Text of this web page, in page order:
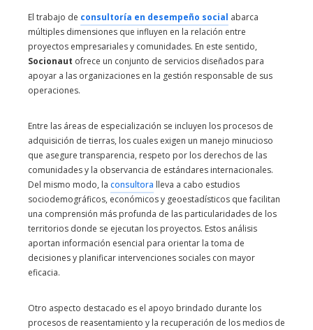
El trabajo de consultoría en desempeño social abarca
múltiples dimensiones que influyen en la relación entre
proyectos empresariales y comunidades. En este sentido,
Socionaut ofrece un conjunto de servicios diseñados para
apoyar a las organizaciones en la gestión responsable de sus
operaciones.
Entre las áreas de especialización se incluyen los procesos de
adquisición de tierras, los cuales exigen un manejo minucioso
que asegure transparencia, respeto por los derechos de las
comunidades y la observancia de estándares internacionales.
Del mismo modo, la consultora lleva a cabo estudios
sociodemográficos, económicos y geoestadísticos que facilitan
una comprensión más profunda de las particularidades de los
territorios donde se ejecutan los proyectos. Estos análisis
aportan información esencial para orientar la toma de
decisiones y planificar intervenciones sociales con mayor
eficacia.
Otro aspecto destacado es el apoyo brindado durante los
procesos de reasentamiento y la recuperación de los medios de